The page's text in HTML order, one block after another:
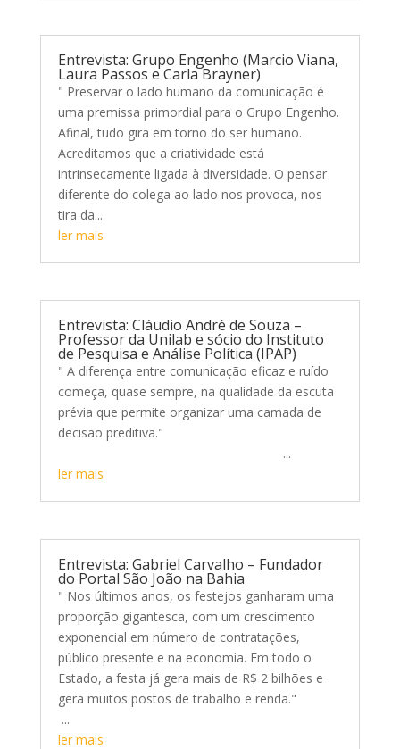
Entrevista: Grupo Engenho (Marcio Viana,
Laura Passos e Carla Brayner)
" Preservar o lado humano da comunicação é
uma premissa primordial para o Grupo Engenho.
Afinal, tudo gira em torno do ser humano.
Acreditamos que a criatividade está
intrinsecamente ligada à diversidade. O pensar
diferente do colega ao lado nos provoca, nos
tira da...
ler mais
Entrevista: Cláudio André de Souza –
Professor da Unilab e sócio do Instituto
de Pesquisa e Análise Política (IPAP)
" A diferença entre comunicação eficaz e ruído
começa, quase sempre, na qualidade da escuta
prévia que permite organizar uma camada de
decisão preditiva."
...
ler mais
Entrevista: Gabriel Carvalho – Fundador
do Portal São João na Bahia
" Nos últimos anos, os festejos ganharam uma
proporção gigantesca, com um crescimento
exponencial em número de contratações,
público presente e na economia. Em todo o
Estado, a festa já gera mais de R$ 2 bilhões e
gera muitos postos de trabalho e renda."
...
ler mais